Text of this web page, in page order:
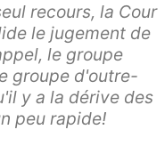
recours, la Cour
le jugement de
le groupe
groupe d'outre-
y a la dérive des
peu rapide!